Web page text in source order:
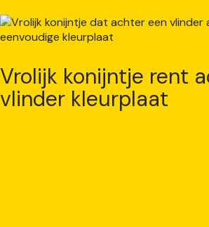
Vrolijk konijntje rent
vlinder kleurplaat